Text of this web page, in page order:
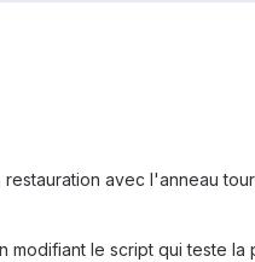
avec l'anneau
le script qui teste